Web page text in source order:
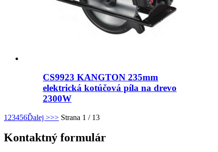
CS9923 KANGTON 235mm
elektrická kotúčová píla na drevo
2300W
1 23456Ďalej >>> Strana 1 / 13
Kontaktný formulár